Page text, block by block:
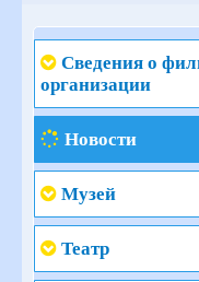
Сведения о
организации
Новости
Музей
Театр